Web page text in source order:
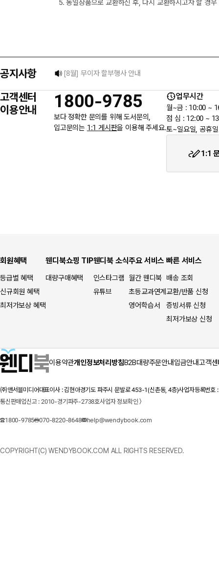
5. 동일상품으로 교환하신 후, 다시 교환하시고자 할 경
공지사항
택배 없는 날 배송 업무 안내
★ 입금자를 찾습니다.
6월 3일 지방선거일 휴무 안내
고객센터
이용안내
1800-9785
보다 정확한 문의를 위해 도서문의,
입고문의는 1:1 게시판을 이용해 주세요.
업무시간
월~금 : 10:00 ~
점 심 : 12:00 ~
토~일요일, 공휴
1:1
회원혜택
등급별 혜택
신규회원 혜택
최저가보상 혜택
웬디북쇼핑 TIP
대량구매혜택
웬디북 소식
인스타그램
유튜브
주요 서비스
월간 웬디북
초등교과연계
영어학습서
빠른 서비스
배송 조회
교환/반품 신청
증빙서류 신청
최저가보상 신청
이용약관개인정보처리방침B2B대량주문안내입금안내고객
㈜앤서블미디어대표이사 : 김현아경기도 파주시 문발로 453-1(신촌동, 4층)사업자등록번
통신판매업신고 : 2010-경기파주-2738호사업자 정보확인 〉
1800-9785 070-8220-8648 help@wendybook.com
COPYRIGHT(C) WENDYBOOK.COM ALL RIGHTS RESERVED.